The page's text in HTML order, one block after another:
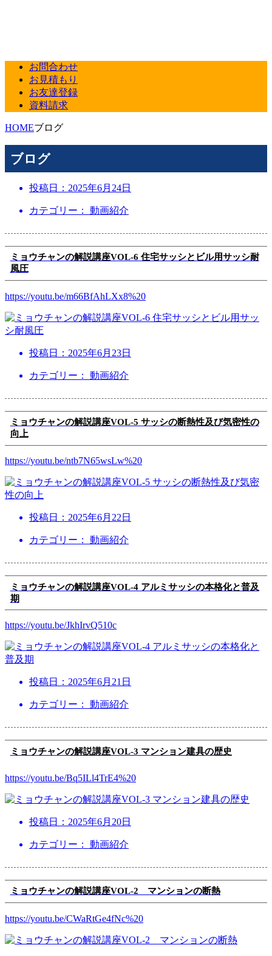
お問合わせ
お見積もり
お友達登録
資料請求
HOMEブログ
ブログ
投稿日： 2025年6月24日
カテゴリー： 動画紹介
ミョウチャンの解説講座VOL-6 住宅サッシとビル用サッシ耐
風圧
https://youtu.be/m66BfAhLXx8%20
投稿日： 2025年6月23日
カテゴリー： 動画紹介
ミョウチャンの解説講座VOL-5 サッシの断熱性及び気密性の
向上
https://youtu.be/ntb7N65wsLw%20
投稿日： 2025年6月22日
カテゴリー： 動画紹介
ミョウチャンの解説講座VOL-4 アルミサッシの本格化と普及
期
https://youtu.be/JkhIrvQ510c
投稿日： 2025年6月21日
カテゴリー： 動画紹介
ミョウチャンの解説講座VOL-3 マンション建具の歴史
https://youtu.be/Bq5ILl4TrE4%20
投稿日： 2025年6月20日
カテゴリー： 動画紹介
ミョウチャンの解説講座VOL-2 マンションの断熱
https://youtu.be/CWaRtGe4fNc%20